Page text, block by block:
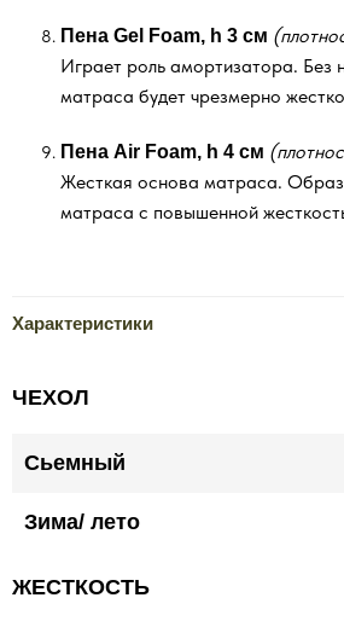
Пена Gel Foam, h 3 см
Играет роль амортизатора. Без
матраса будет чрезмерно
Пена Air Foam, h 4 см
Жесткая основа матраса.
матраса с повышенной
Характеристики
ЧЕХОЛ
Сьемный
Зима/ лето
ЖЕСТКОСТЬ